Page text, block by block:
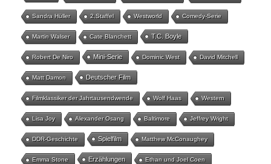
Sandra Hüller 2.Staffel Westworld Comedy-Serie
Martin Walser Cate Blanchett T.C. Boyle
Robert De Niro Mini-Serie Dominic West David Mitchell
Matt Damon Deutscher Film
Filmklassiker der Jahrtausendwende Wolf Haas Western
Lisa Joy Alexander Osang Baltimore Jeffrey Wright
DDR-Geschichte Spielfilm Matthew McConaughey
Emma Stone Erzählungen Ethan und Joel Coen